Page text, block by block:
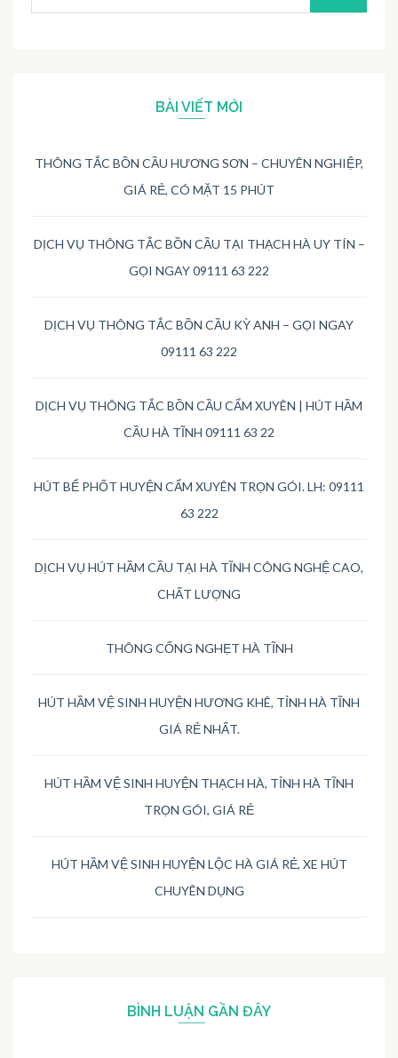
kiếm:
BÀI VIẾT MỚI
THÔNG TẮC BỒN CẦU HƯƠNG SƠN – CHUYÊN NGHIỆP,
GIÁ RẺ, CÓ MẶT 15 PHÚT
DỊCH VỤ THÔNG TẮC BỒN CẦU TẠI THẠCH HÀ UY TÍN –
GỌI NGAY 09111 63 222
DỊCH VỤ THÔNG TẮC BỒN CẦU KỲ ANH – GỌI NGAY
09111 63 222
DỊCH VỤ THÔNG TẮC BỒN CẦU CẨM XUYÊN | HÚT HẦM
CẦU HÀ TĨNH 09111 63 22
HÚT BỂ PHỐT HUYỆN CẨM XUYÊN TRỌN GÓI. LH: 09111
63 222
DỊCH VỤ HÚT HẦM CẦU TẠI HÀ TĨNH CÔNG NGHỆ CAO,
CHẤT LƯỢNG
THÔNG CỐNG NGHẸT HÀ TĨNH
HÚT HẦM VỆ SINH HUYỆN HƯƠNG KHÊ, TỈNH HÀ TĨNH
GIÁ RẺ NHẤT.
HÚT HẦM VỆ SINH HUYỆN THẠCH HÀ, TỈNH HÀ TĨNH
TRỌN GÓI, GIÁ RẺ
HÚT HẦM VỆ SINH HUYỆN LỘC HÀ GIÁ RẺ, XE HÚT
CHUYÊN DỤNG
BÌNH LUẬN GẦN ĐÂY